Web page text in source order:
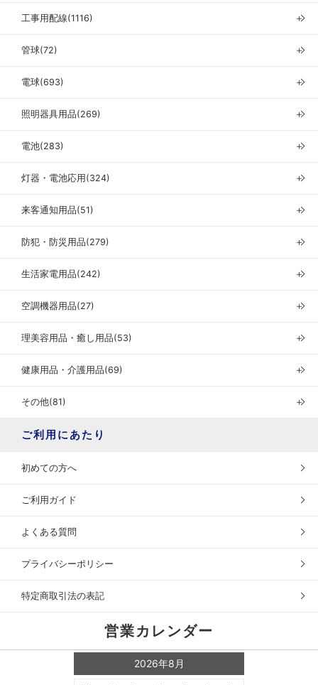
工事用配線(1116) ＋
管球(72) ＋
電球(693) ＋
照明器具用品(269) ＋
電池(283) ＋
灯器・電池応用(324) ＋
来客通知用品(51) ＋
防犯・防災用品(279) ＋
生活家電用品(242) ＋
空調機器用品(27) ＋
理美容用品・癒し用品(53) ＋
健康用品・介護用品(69) ＋
その他(81) ＋
ご利用にあたり
初めての方へ
ご利用ガイド
よくある質問
プライバシーポリシー
特定商取引法の表記
営業カレンダー
2026年8月